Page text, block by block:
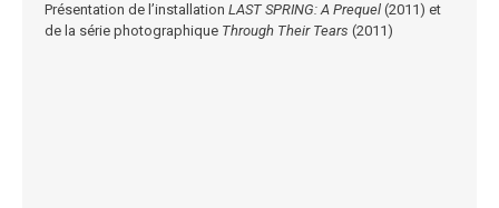
Présentation de l’installation LAST SPRING: A Prequel (2011) et
de la série photographique Through Their Tears (2011)